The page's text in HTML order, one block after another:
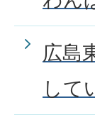
広島
して